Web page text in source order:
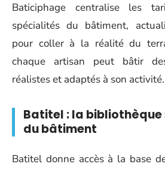
Baticiphage centralise les
spécialités du bâtiment,
pour coller à la réalité du
chaque artisan peut bâtir
réalistes et adaptés à son activité.
Batitel : la bibliothèque
du bâtiment
Batitel donne accès à la base